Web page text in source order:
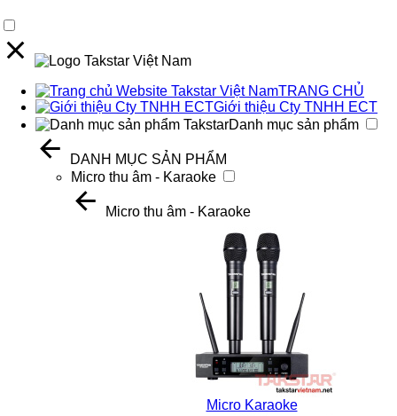
TRANG CHỦ
Giới thiệu Cty TNHH ECT
Danh mục sản phẩm
DANH MỤC SẢN PHẨM
Micro thu âm - Karaoke
Micro thu âm - Karaoke
Micro Karaoke